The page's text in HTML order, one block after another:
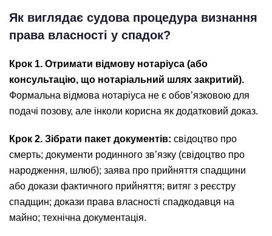
Як виглядає судова процедура визнання
права власності у спадок?
Крок 1. Отримати відмову нотаріуса (або
консультацію, що нотаріальний шлях закритий).
Формальна відмова нотаріуса не є обов’язковою для
подачі позову, але інколи корисна як додатковий доказ.
Крок 2. Зібрати пакет документів: свідоцтво про
смерть; документи родинного зв’язку (свідоцтво про
народження, шлюб); заява про прийняття спадщини
або докази фактичного прийняття; витяг з реєстру
спадщин; докази права власності спадкодавця на
майно; технічна документація.